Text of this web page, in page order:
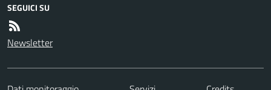
SEGUICI SU
Newsletter